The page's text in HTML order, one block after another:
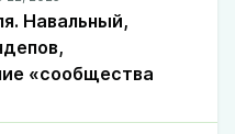
Навальный,
«сообщества